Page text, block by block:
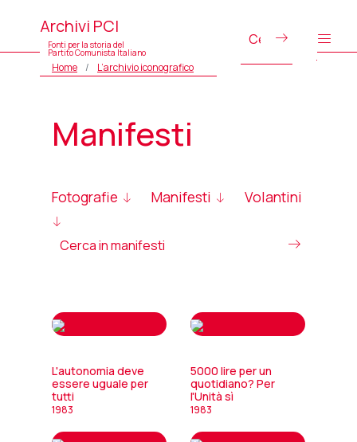
Archivi PCI
Fonti per la storia del
Partito Comunista Italiano
Home L’archivio iconografico
Manifesti
Fotografie Manifesti Volantini
L'autonomia deve
essere uguale per
tutti
1983
5000 lire per un
quotidiano? Per
l'Unità sì
1983